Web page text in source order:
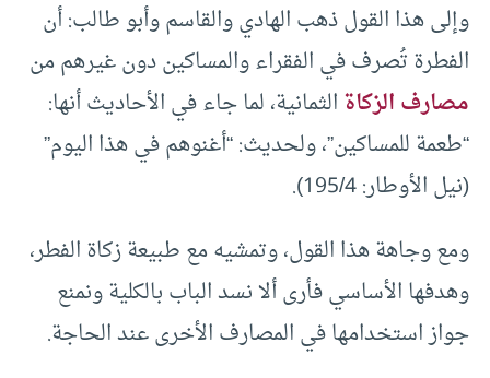
وإلى هذا القول ذهب الهادي والقاسم وأبو طالب: أن
الفطرة تُصرف في الفقراء والمساكين دون غيرهم من
مصارف الزكاةالثمانية، لما جاء في الأحاديث أنها:
“طعمة للمساكين”، ولحديث: “أغنوهم في هذا اليوم”
(نيل الأوطار: 195/4).
ومع وجاهة هذا القول، وتمشيه مع طبيعة زكاة الفطر،
وهدفها الأساسي فأرى ألا نسد الباب بالكلية ونمنع
جواز استخدامها في المصارف الأخرى عند الحاجة.